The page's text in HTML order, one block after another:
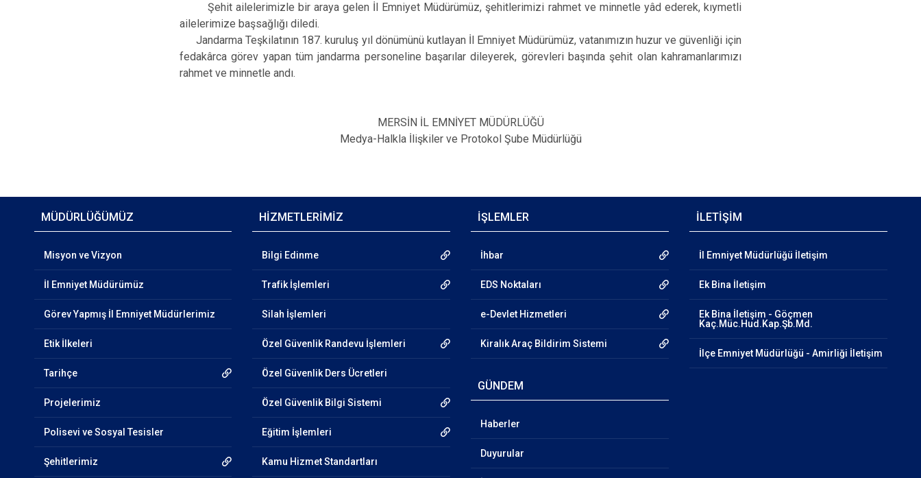
Şehit ailelerimizle bir araya gelen İl Emniyet Müdürümüz, şehitlerimizi rahmet ve minnetle yâd ederek, kıymetli
ailelerimize başsağlığı diledi.
Jandarma Teşkilatının 187. kuruluş yıl dönümünü kutlayan İl Emniyet Müdürümüz, vatanımızın huzur ve güvenliği için
fedakârca görev yapan tüm jandarma personeline başarılar dileyerek, görevleri başında şehit olan kahramanlarımızı
rahmet ve minnetle andı.
MERSİN İL EMNİYET MÜDÜRLÜĞÜ
Medya-Halkla İlişkiler ve Protokol Şube Müdürlüğü
MÜDÜRLÜĞÜMÜZ
Misyon ve Vizyon
İl Emniyet Müdürümüz
Görev Yapmış İl Emniyet Müdürlerimiz
Etik İlkeleri
Tarihçe
Projelerimiz
Polisevi ve Sosyal Tesisler
Şehitlerimiz
HİZMETLERİMİZ
Bilgi Edinme
Trafik İşlemleri
Silah İşlemleri
Özel Güvenlik Randevu İşlemleri
Özel Güvenlik Ders Ücretleri
Özel Güvenlik Bilgi Sistemi
Eğitim İşlemleri
Kamu Hizmet Standartları
İŞLEMLER
İhbar
EDS Noktaları
e-Devlet Hizmetleri
Kiralık Araç Bildirim Sistemi
GÜNDEM
Haberler
Duyurular
İLETİŞİM
İl Emniyet Müdürlüğü İletişim
Ek Bina İletişim
Ek Bina İletişim - Göçmen
Kaç.Müc.Hud.Kap.Şb.Md.
İlçe Emniyet Müdürlüğü - Amirliği İletişim